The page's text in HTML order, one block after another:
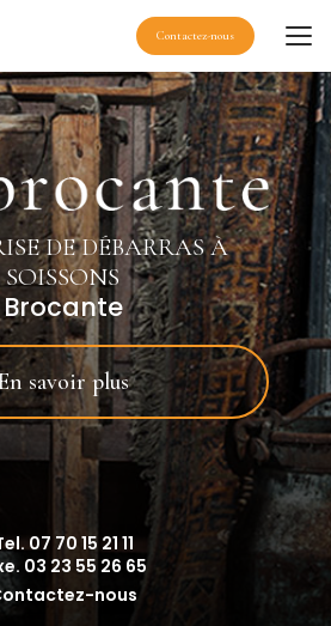
Contactez-nous
DE DÉBARRAS À
SOISSONS
Brocante
savoir plus
07 70 15 21 11
03 23 55 26 65
nous